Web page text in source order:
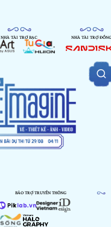
NHÀ TÀI TRỢ BẠC NHÀ TÀI TRỢ ĐỒNG
BẢO TRỢ TRUYỀN THÔNG